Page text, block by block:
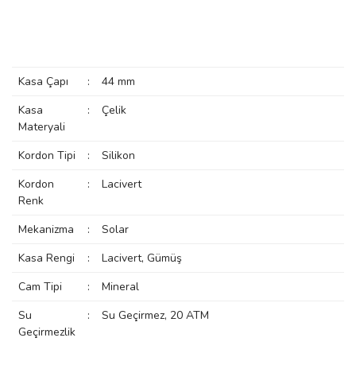
Kasa Çapı :
44 mm
Kasa
Materyali
: Çelik
Kordon Tipi :
Silikon
Kordon
Renk
: Lacivert
Mekanizma :
Solar
Kasa Rengi
:
Lacivert, Gümüş
Cam Tipi
:
Mineral
Su
Geçirmezlik
: Su Geçirmez, 20 ATM